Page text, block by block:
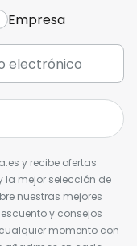
Empresa
y recibe ofertas
la mejor selección de
nuestras mejores
y consejos
momento con